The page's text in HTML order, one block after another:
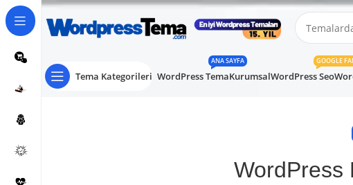
Tema Kategorileri WordPress Tema
ANA SAYFA
KurumsalWordPress Seo
GOOGLE
WordPress